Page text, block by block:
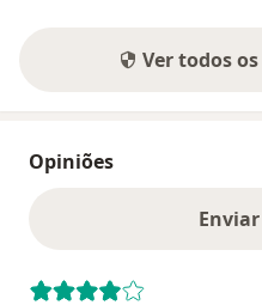
Ver todos
Opiniões